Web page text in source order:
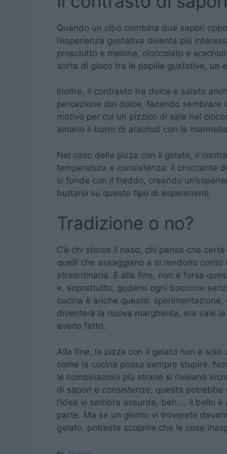
Quando un cibo combina due sapori
l’esperienza gustativa diventa più
prosciutto e melone, cioccolato e
sorta di gioco tra le papille gustative, un
Inoltre, il contrasto tra dolce e salato
percezione del dolce, facendo sembrare
motivo per cui un pizzico di sale nel
amano il burro di arachidi con la
Nel caso della pizza con il gelato, il
temperatura e consistenza: il croccante
si fonde con il freddo, creando
buttarsi su questo tipo di esperimenti.
Tradizione o no?
C’è chi storce il naso, chi pensa che
quelli che assaggiano e si rendono
straordinaria. E alla fine, non è forse
e, soprattutto, godersi ogni boccone
cucina è anche questo:
diventerà la nuova margherita, ma vale
averlo fatto.
Alla fine, la pizza con il gelato non è
come la cucina possa sempre stupire.
le combinazioni più strane si rivelano
di sapori e consistenze, questa
l’idea vi sembra assurda, beh…. il bello
parte. Ma se un giorno vi troverete
gelato, potreste scoprire che le cose